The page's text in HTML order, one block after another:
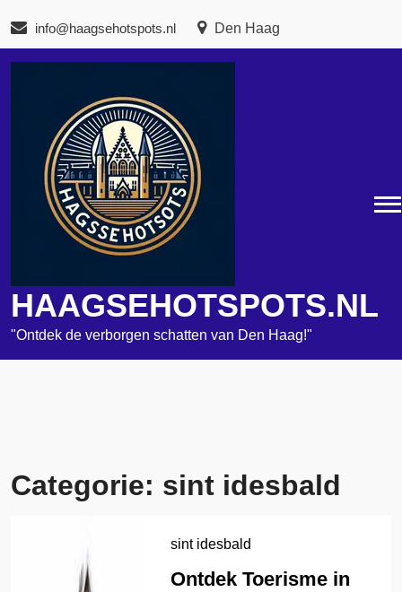
de
inhoud
info@haagsehotspots.nl Den Haag
HAAGSEHOTSPOTS.NL
"Ontdek de verborgen schatten van Den Haag!"
Categorie: sint idesbald
sint idesbald
Ontdek Toerisme in